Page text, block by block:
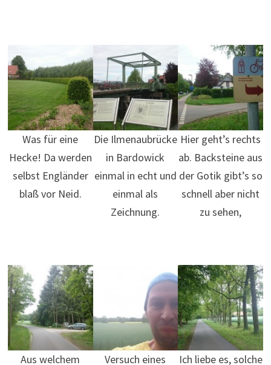
Was für eine
Hecke! Da werden
selbst Engländer
blaß vor Neid.
Die Ilmenaubrücke
in Bardowick
einmal in echt und
einmal als
Zeichnung.
Hier geht’s rechts
ab. Backsteine aus
der Gotik gibt’s so
schnell aber nicht
zu sehen,
Aus welchem
Versuch eines
Ich liebe es, solche